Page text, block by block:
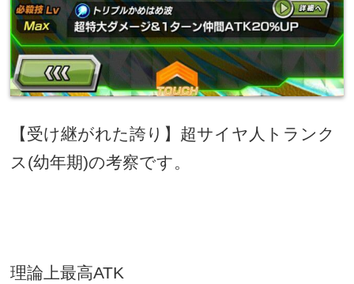
【受け継がれた誇り】超サイヤ人トランク
ス(幼年期)の考察です。
理論上最高ATK